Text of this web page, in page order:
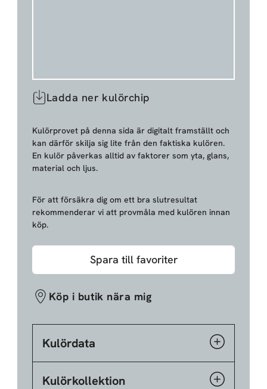
Ladda ner kulörchip
Kulörprovet på denna sida är digitalt framställt och
kan därför skilja sig lite från den faktiska kulören.
En kulör påverkas alltid av faktorer som yta, glans,
material och ljus.
För att försäkra dig om ett bra slutresultat
rekommenderar vi att provmåla med kulören innan
köp.
Spara till favoriter
Köp i butik nära mig
Kulördata
Kulörkollektion